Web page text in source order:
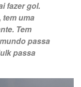
fazer gol.
uma
Tem
passa
passa